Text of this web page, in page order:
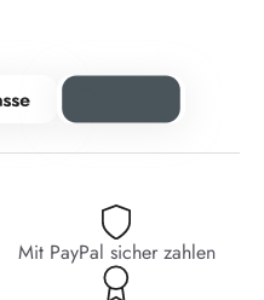
Mit PayPal sicher zahlen